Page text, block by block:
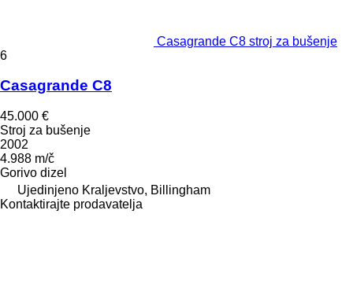
Casagrande C8 stroj za bušenje
6
Casagrande C8
45.000 €
Stroj za bušenje
2002
4.988 m/č
Gorivo dizel
Ujedinjeno Kraljevstvo, Billingham
Kontaktirajte prodavatelja